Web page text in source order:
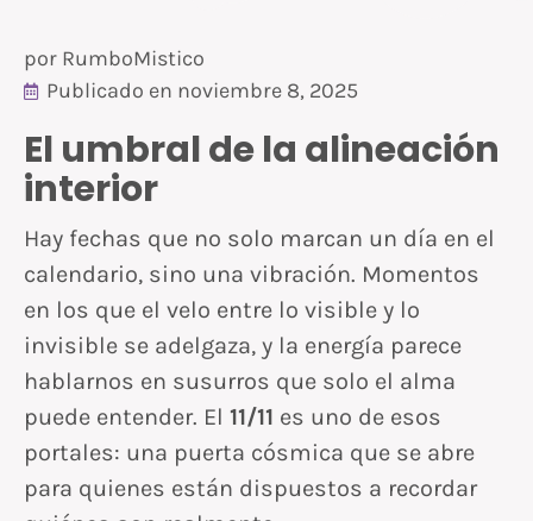
por RumboMistico
Publicado en noviembre 8, 2025
El umbral de la alineación
interior
Hay fechas que no solo marcan un día en el
calendario, sino una vibración. Momentos
en los que el velo entre lo visible y lo
invisible se adelgaza, y la energía parece
hablarnos en susurros que solo el alma
puede entender. El 11/11 es uno de esos
portales: una puerta cósmica que se abre
para quienes están dispuestos a recordar